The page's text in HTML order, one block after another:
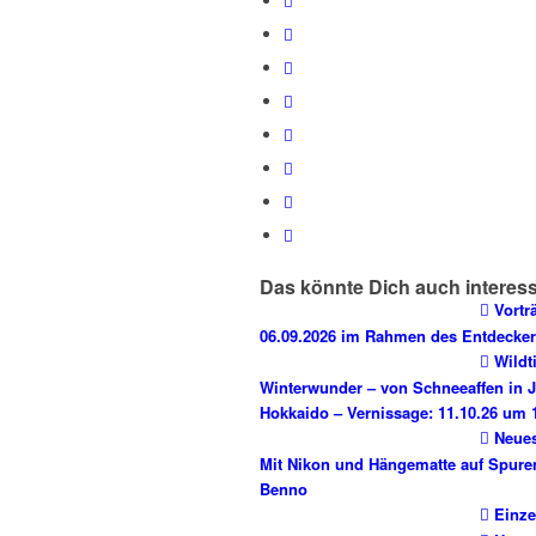
Das könnte Dich auch
06.09.2026 im Rahmen des
Winterwunder – von Schneeaffen in
Hokkaido – Vernissage: 11.10.26 um
Mit Nikon und Hängematte auf
Benno